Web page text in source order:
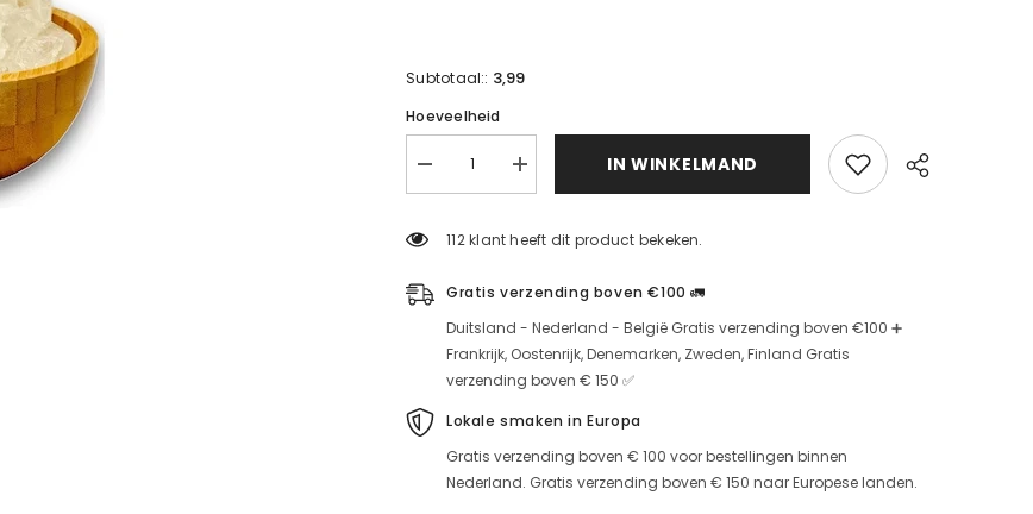
Subtotaal:: 3,99
Hoeveelheid
Verminder
de
250
rotssuiker
(inbeslagnamesuiker)
Steensuiker
(suiker
Verhoog
voor
IN WINKELMAND
112 klant heeft dit product bekeken.
Gratis verzending boven €100 🚛
Duitsland - Nederland - België Gratis verzending boven €100 ➕
Frankrijk, Oostenrijk, Denemarken, Zweden, Finland Gratis
verzending boven € 150 ✅
Lokale smaken in Europa
Gratis verzending boven € 100 voor bestellingen binnen
Nederland. Gratis verzending boven € 150 naar Europese landen.